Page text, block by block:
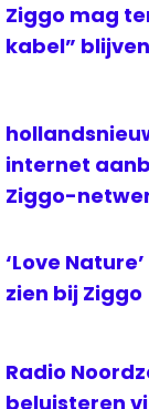
Ziggo mag
kabel”
internet
Ziggo-
‘Love
zien bij Ziggo
Radio
beluisteren